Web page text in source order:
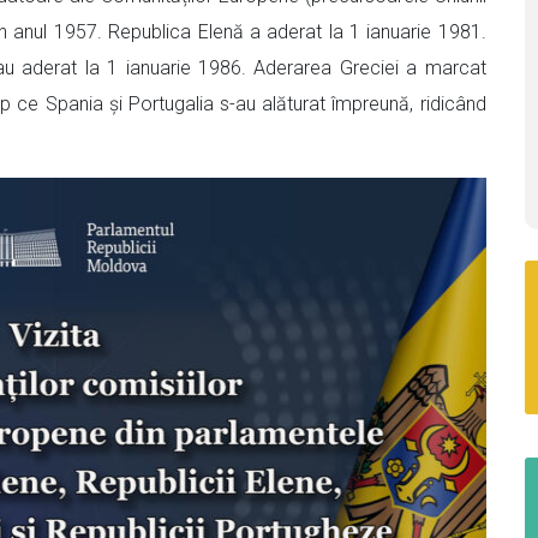
anul 1957. Republica Elenă a aderat la 1 ianuarie 1981.
aderat la 1 ianuarie 1986. Aderarea Greciei a marcat
ce Spania și Portugalia s-au alăturat împreună, ridicând